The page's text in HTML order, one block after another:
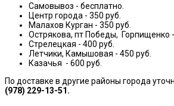
Самовывоз - бесплатно.
Центр города - 350 руб.
Малахов Курган - 350 руб.
Острякова, пт Победы, Горпищенко -
Стрелецкая - 400 руб.
Летчики, Камышовая - 450 руб.
Казачья - 600 руб.
По доставке в другие районы города
(978) 229-13-51.